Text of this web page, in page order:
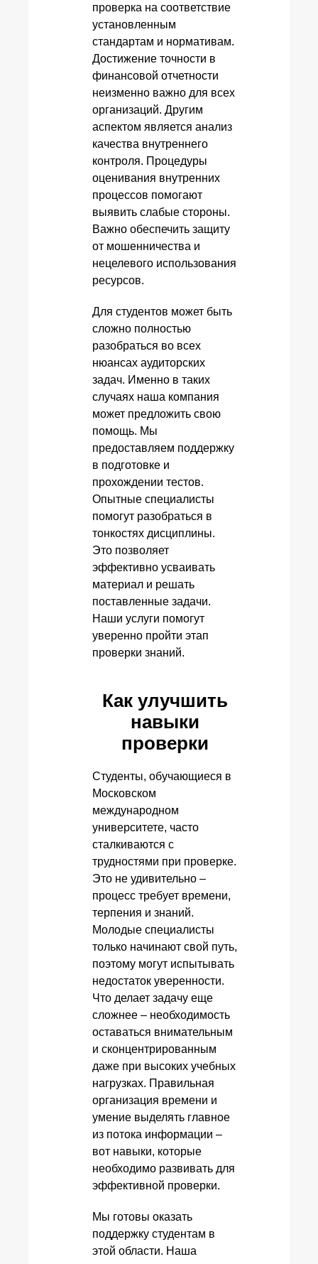
проверка на соответствие
установленным
стандартам и нормативам.
Достижение точности в
финансовой отчетности
неизменно важно для всех
организаций. Другим
аспектом является анализ
качества внутреннего
контроля. Процедуры
оценивания внутренних
процессов помогают
выявить слабые стороны.
Важно обеспечить защиту
от мошенничества и
нецелевого использования
ресурсов.
Для студентов может быть
сложно полностью
разобраться во всех
нюансах аудиторских
задач. Именно в таких
случаях наша компания
может предложить свою
помощь. Мы
предоставляем поддержку
в подготовке и
прохождении тестов.
Опытные специалисты
помогут разобраться в
тонкостях дисциплины.
Это позволяет
эффективно усваивать
материал и решать
поставленные задачи.
Наши услуги помогут
уверенно пройти этап
проверки знаний.
Как улучшить
навыки
проверки
Студенты, обучающиеся в
Московском
международном
университете, часто
сталкиваются с
трудностями при проверке.
Это не удивительно –
процесс требует времени,
терпения и знаний.
Молодые специалисты
только начинают свой путь,
поэтому могут испытывать
недостаток уверенности.
Что делает задачу еще
сложнее – необходимость
оставаться внимательным
и сконцентрированным
даже при высоких учебных
нагрузках. Правильная
организация времени и
умение выделять главное
из потока информации –
вот навыки, которые
необходимо развивать для
эффективной проверки.
Мы готовы оказать
поддержку студентам в
этой области. Наша